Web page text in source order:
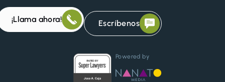
¡Llama ahora! Escríbenos
Powered by